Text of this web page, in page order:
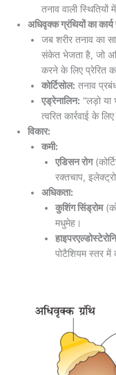
तनाव वाली स्थितियों
अधिवृक्क ग्रंथियों का कार्य
जब शरीर तनाव का
संकेत भेजता है, जो
करने के लिए प्रेरित
कोर्टिसोल: तनाव
एड्रेनालिन: “लड़ो या
त्वरित कार्रवाई के
विकार:
कमी:
एडिसन रोग
रक्तचाप,
अधिकता:
कुशिंग सिंड्रोम
मधुमेह।
पोटैशियम स्तर में